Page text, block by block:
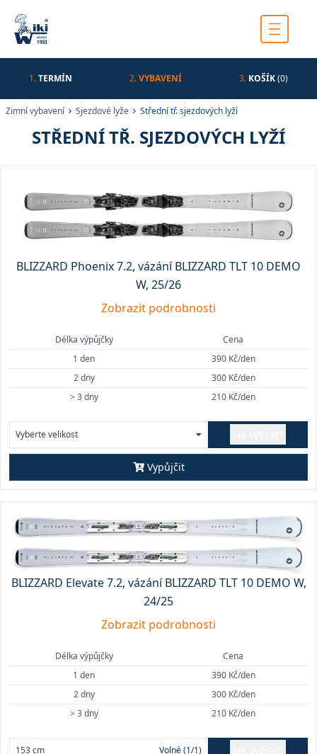
1.TERMÍN 2.VYBAVENÍ 3. KOŠÍK(0)
Zimní vybavení Sjezdové lyže Střední tř. sjezdových lyží
STŘEDNÍ TŘ. SJEZDOVÝCH LYŽÍ
BLIZZARD Phoenix 7.2, vázání BLIZZARD TLT 10 DEMO
W, 25/26
Zobrazit podrobnosti
Délka výpůjčky
1 den
2 dny
> 3 dny
Cena
390 Kč/den
300 Kč/den
210 Kč/den
Vyberte velikost
Vypůjčit
BLIZZARD Elevate 7.2, vázání BLIZZARD TLT 10 DEMO W,
24/25
Zobrazit podrobnosti
Délka výpůjčky
1 den
2 dny
> 3 dny
Cena
390 Kč/den
300 Kč/den
210 Kč/den
153 cm Volné (1/1)